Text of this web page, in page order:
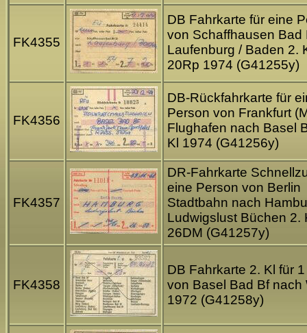
FK4355
DB Fahrkarte für eine
von Schaffhausen Bad
Laufenburg / Baden 2.
20Rp 1974 (G41255y)
FK4356
DB-Rückfahrkarte für
Person von Frankfurt
Flughafen nach Basel
Kl 1974 (G41256y)
FK4357
DR-Fahrkarte
eine Person von Berlin
Stadtbahn nach
Ludwigslust Büchen 2.
26DM (G41257y)
FK4358
DB Fahrkarte 2. Kl für
von Basel Bad Bf nach
1972 (G41258y)